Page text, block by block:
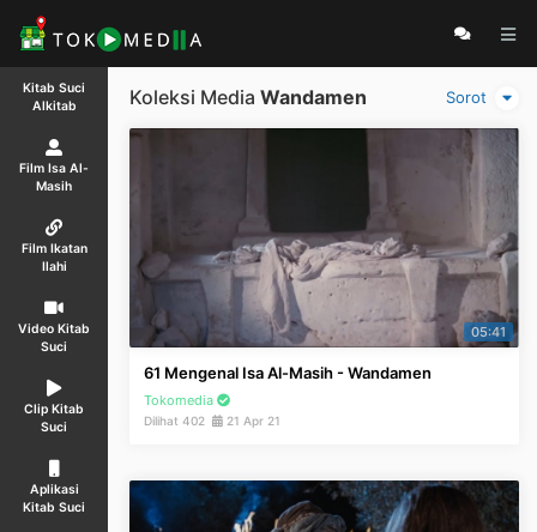
Kitab Suci
Alkitab
Film Isa Al-
Masih
Film Ikatan
Ilahi
Video Kitab
Suci
Clip Kitab
Suci
Aplikasi
Kitab Suci
Sorot
Koleksi Media Wandamen
05:41
61 Mengenal Isa Al-Masih - Wandamen
Tokomedia
Dilihat 402 21 Apr 21